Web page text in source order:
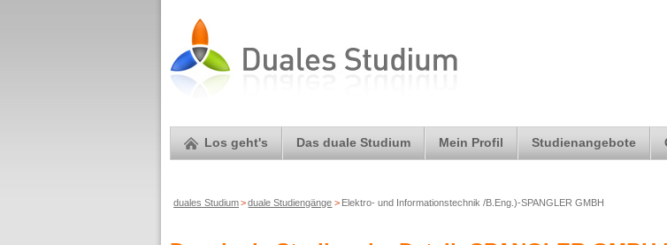
Los geht's Das duale Studium Mein Profil Studienangebote
duales Studium> duale Studiengänge > Elektro- und Informationstechnik /B.Eng.)-SPANGLER GMBH